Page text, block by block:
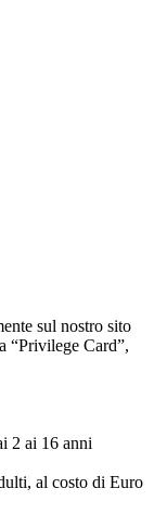
sul nostro sito
“Privilege Card”,
2 ai 16 anni
al costo di Euro